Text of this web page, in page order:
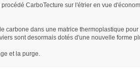
CarboTecture sur l'étrier en vue
carbone dans une matrice thermoplastique
sont desormais dotés d'une nouvelle forme
et la purge.